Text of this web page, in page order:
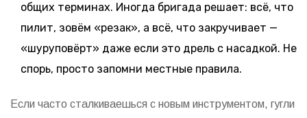
общих терминах. Иногда бригада решает: всё, что
пилит, зовём «резак», а всё, что закручивает —
«шуруповёрт» даже если это дрель с насадкой. Не
спорь, просто запомни местные правила.
Если часто сталкиваешься с новым инструментом, гугли